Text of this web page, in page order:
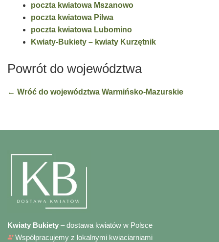
poczta kwiatowa Mszanowo
poczta kwiatowa Pilwa
poczta kwiatowa Lubomino
Kwiaty-Bukiety – kwiaty Kurzętnik
Powrót do województwa
← Wróć do województwa Warmińsko-Mazurskie
Kwiaty Bukiety – dostawa kwiatów w Polsce
Współpracujemy z lokalnymi kwiaciarniami